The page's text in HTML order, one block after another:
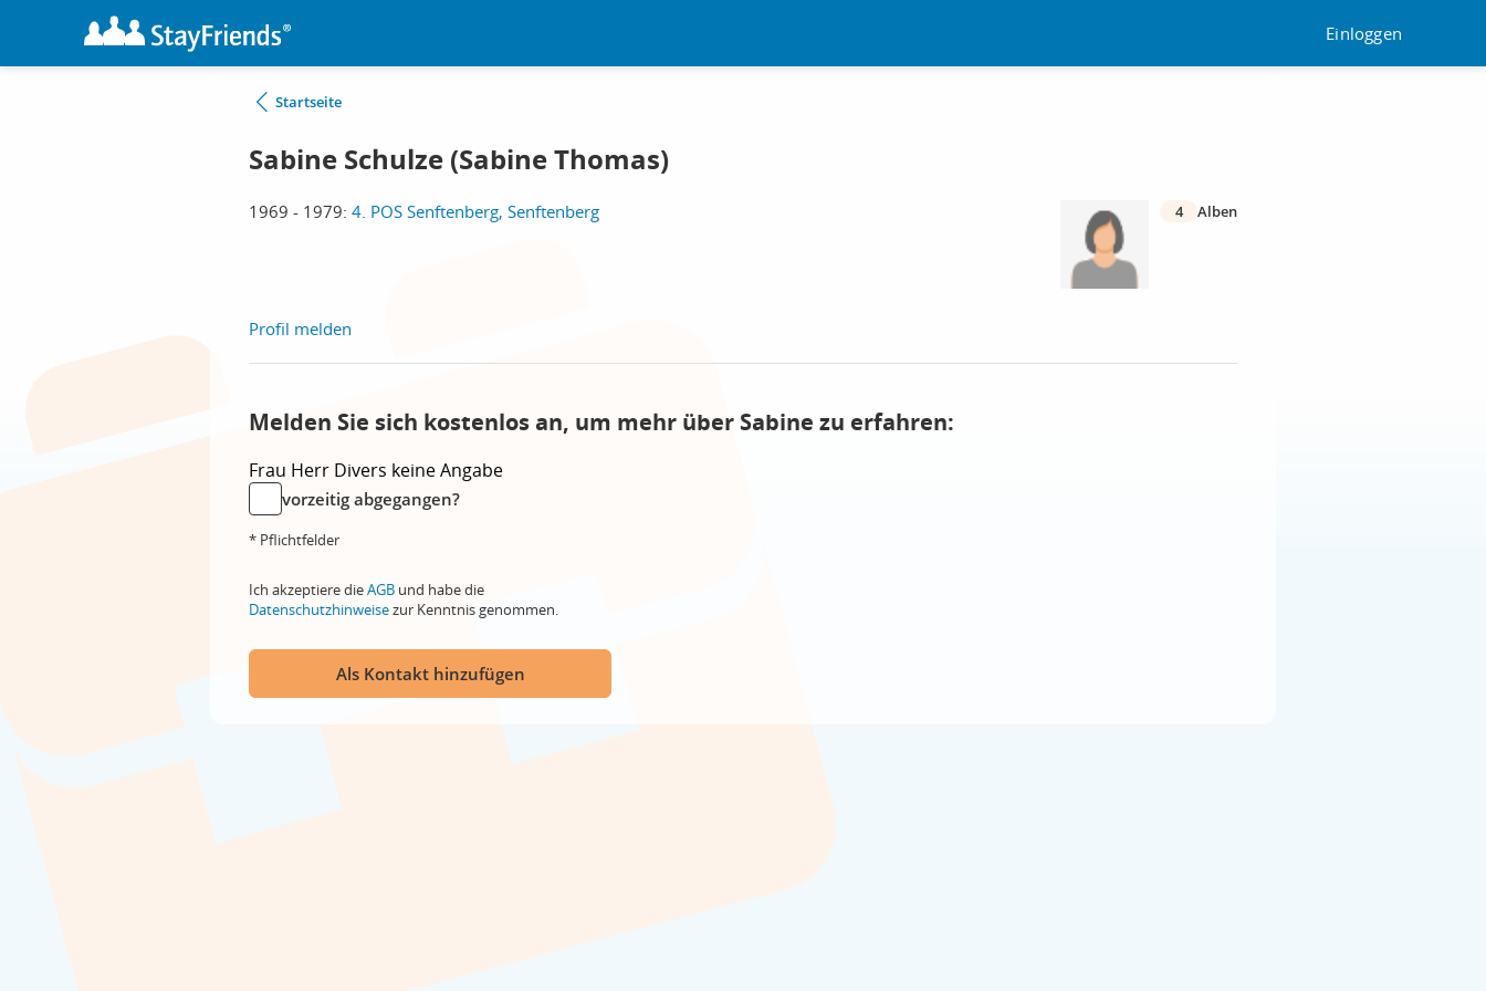
Einloggen
Startseite
Sabine Schulze (Sabine Thomas)
1969 - 1979: 4. POS Senftenberg, Senftenberg 4 Alben
Profil melden
Melden Sie sich kostenlos an, um mehr über Sabine zu erfahren:
Frau Herr Divers keine Angabe
vorzeitig abgegangen?
* Pflichtfelder
Ich akzeptiere dieAGB und habe die
Datenschutzhinweisezur Kenntnis genommen.
Als Kontakt hinzufügen